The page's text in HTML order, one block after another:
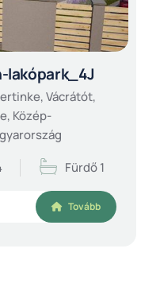
lakópark_4J
Vácrátót,
Közép-
Fürdő 1
Tovább